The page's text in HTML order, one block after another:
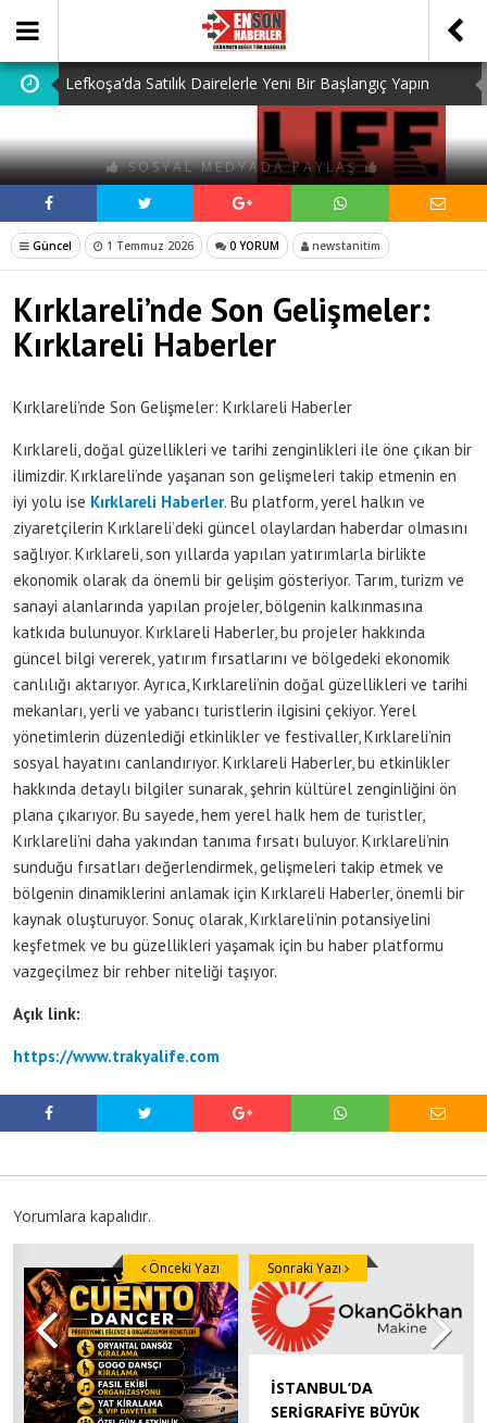
Lefkoşa’da Satılık Dairelerle Yeni Bir Başlangıç Yapın
Dedektiflik: Gizli Bilgilerin Peşindeki Uzmanlık
Dijital Ürün Pasaportu Firmaları: En İyi 10 Şirket
Ucuz Hazır Sistem ile İşletme Maliyetlerinizi Düşürün
Discover the Benefits of Using a Free TDEE Calculator
Today
SOSYAL MEDYADA PAYLAŞ
Güncel 1 Temmuz 2026 0 YORUM newstanitim
Kırklareli’nde Son Gelişmeler:
Kırklareli Haberler
Kırklareli’nde Son Gelişmeler: Kırklareli Haberler
Kırklareli, doğal güzellikleri ve tarihi zenginlikleri ile öne çıkan bir
ilimizdir. Kırklareli’nde yaşanan son gelişmeleri takip etmenin en
iyi yolu ise Kırklareli Haberler. Bu platform, yerel halkın ve
ziyaretçilerin Kırklareli’deki güncel olaylardan haberdar olmasını
sağlıyor. Kırklareli, son yıllarda yapılan yatırımlarla birlikte
ekonomik olarak da önemli bir gelişim gösteriyor. Tarım, turizm ve
sanayi alanlarında yapılan projeler, bölgenin kalkınmasına
katkıda bulunuyor. Kırklareli Haberler, bu projeler hakkında
güncel bilgi vererek, yatırım fırsatlarını ve bölgedeki ekonomik
canlılığı aktarıyor. Ayrıca, Kırklareli’nin doğal güzellikleri ve tarihi
mekanları, yerli ve yabancı turistlerin ilgisini çekiyor. Yerel
yönetimlerin düzenlediği etkinlikler ve festivaller, Kırklareli’nin
sosyal hayatını canlandırıyor. Kırklareli Haberler, bu etkinlikler
hakkında detaylı bilgiler sunarak, şehrin kültürel zenginliğini ön
plana çıkarıyor. Bu sayede, hem yerel halk hem de turistler,
Kırklareli’ni daha yakından tanıma fırsatı buluyor. Kırklareli’nin
sunduğu fırsatları değerlendirmek, gelişmeleri takip etmek ve
bölgenin dinamiklerini anlamak için Kırklareli Haberler, önemli bir
kaynak oluşturuyor. Sonuç olarak, Kırklareli’nin potansiyelini
keşfetmek ve bu güzellikleri yaşamak için bu haber platformu
vazgeçilmez bir rehber niteliği taşıyor.
Açık link:
https://www.trakyalife.com
Yorumlara kapalıdır.
Önceki Yazı
İSTANBUL’DA
SERİGRAFİYE BÜYÜK
Sonraki Yazı